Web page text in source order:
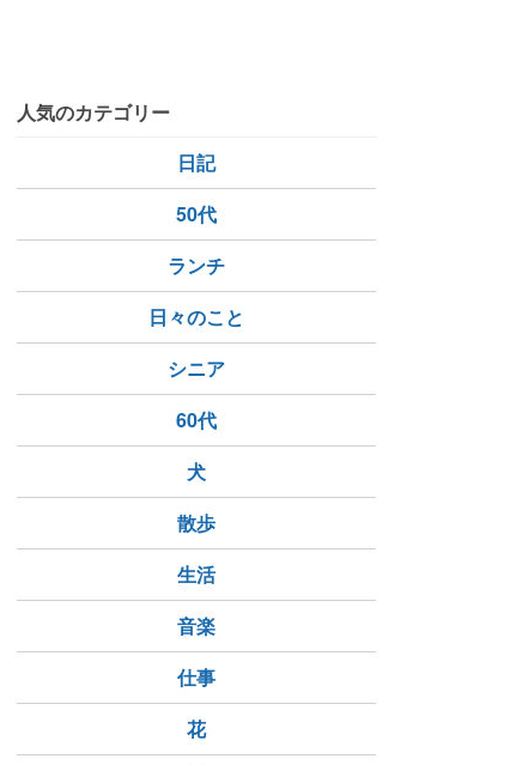
人気のカテゴリー
日記
50代
ランチ
日々のこと
シニア
60代
犬
散歩
生活
音楽
仕事
花